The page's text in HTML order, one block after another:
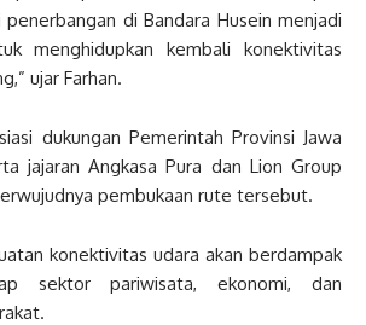
di Bandara Husein menjadi
menghidupkan kembali konektivitas
ujar Farhan.
dukungan Pemerintah Provinsi Jawa
jajaran Angkasa Pura dan Lion Group
pembukaan rute tersebut.
konektivitas udara akan berdampak
sektor pariwisata, ekonomi, dan